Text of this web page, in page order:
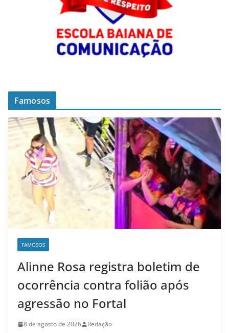
Famosos
FAMOSOS
Alinne Rosa registra boletim de
ocorrência contra folião após
agressão no Fortal
8 de agosto de 2026 Redação